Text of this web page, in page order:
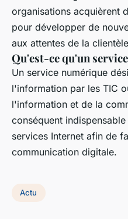
organisations acquièrent
pour développer de
aux attentes de la
Qu'est-ce qu'un
Un service numérique
l'information par les TIC
l'information et de la
conséquent
services Internet afin de
communication digitale.
Actu